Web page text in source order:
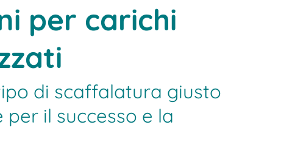
per carichi
di scaffalatura giusto
per il successo e la